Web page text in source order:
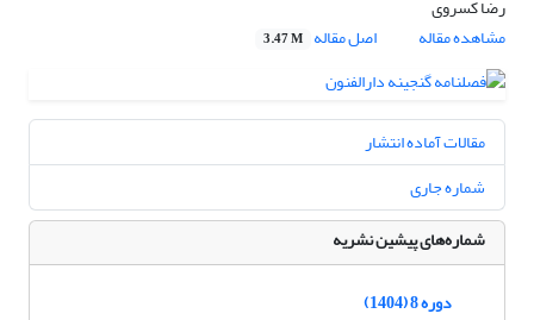
رضا کسروی
مشاهده مقاله
اصل مقاله 3.47 M
مقالات آماده انتشار
شماره جاری
شماره‌های پیشین نشریه
دوره 8 (1404)